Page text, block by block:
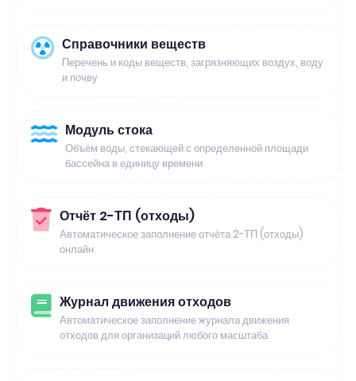
Справочники веществ
Перечень и коды веществ, загрязняющих воздух, воду
и почву
Модуль стока
Объём воды, стекающей с определенной площади
бассейна в единицу времени
Отчёт 2-ТП (отходы)
Автоматическое заполнение отчёта 2-ТП (отходы)
онлайн
Журнал движения отходов
Автоматическое заполнение журнала движения
отходов для организаций любого масштаба